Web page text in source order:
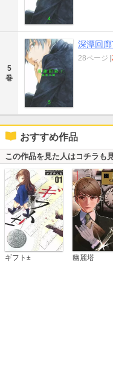
5
巻
深潭回
28ページ |
おすすめ作品
この作品を見た人はコチラも
ギフト± 幽麗塔